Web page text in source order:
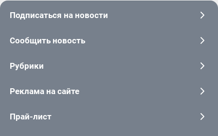
Подписаться на новости
Сообщить новость
Рубрики
Реклама на сайте
Прай-лист